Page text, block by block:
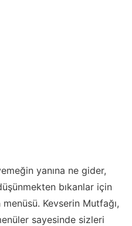
yanına ne gider,
bıkanlar için
Kevserin Mutfağı,
sayesinde sizleri